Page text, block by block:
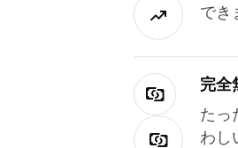
でき
完全
たっ
わし